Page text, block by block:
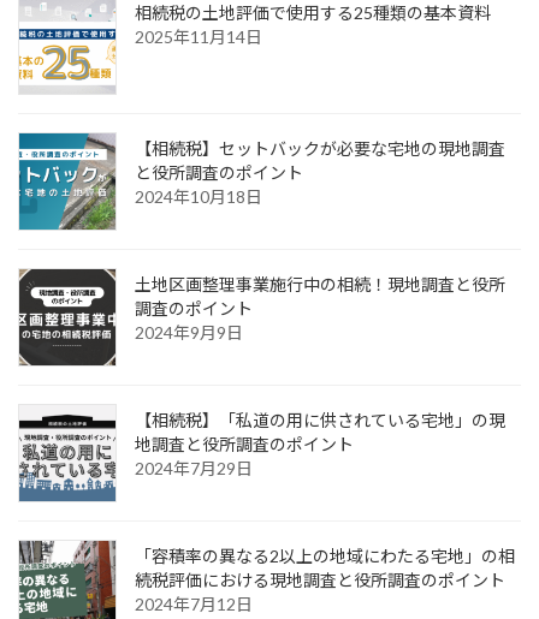
相続税の土地評価で使用する25種類の基本資料
2025年11月14日
【相続税】セットバックが必要な宅地の現地調査
と役所調査のポイント
2024年10月18日
土地区画整理事業施行中の相続！現地調査と役所
調査のポイント
2024年9月9日
【相続税】「私道の用に供されている宅地」の現
地調査と役所調査のポイント
2024年7月29日
「容積率の異なる2以上の地域にわたる宅地」の相
続税評価における現地調査と役所調査のポイント
2024年7月12日